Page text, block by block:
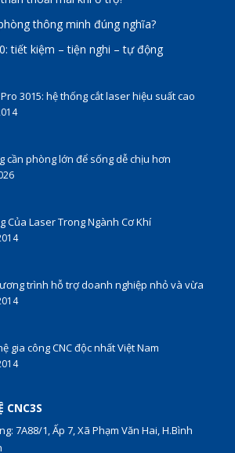
thông minh đúng nghĩa?
tiết kiệm – tiện nghi – tự động
3015: hệ thống cắt laser hiệu suất cao
cần phòng lớn để sống dễ chịu hơn
Của Laser Trong Ngành Cơ Khí
trình hỗ trợ doanh nghiệp nhỏ và vừa
gia công CNC độc nhất Việt Nam
CNC3S
7A88/1, Ấp 7, Xã Phạm Văn Hai, H.Bình